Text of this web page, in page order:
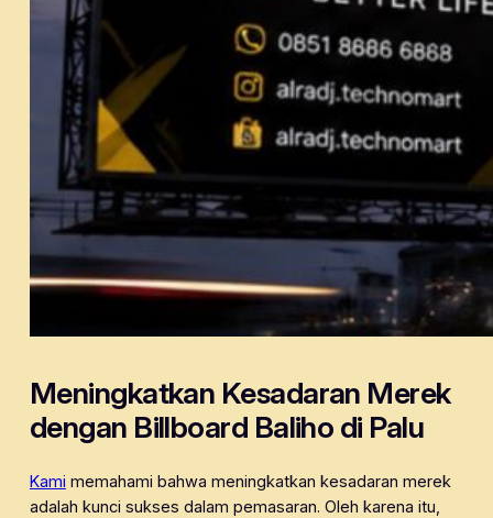
Meningkatkan Kesadaran Merek
dengan Billboard Baliho di Palu
Kami memahami bahwa meningkatkan kesadaran merek
adalah kunci sukses dalam pemasaran. Oleh karena itu,